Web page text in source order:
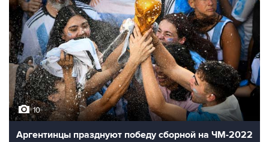
10
Аргентинцы празднуют победу сборной на ЧМ-2022